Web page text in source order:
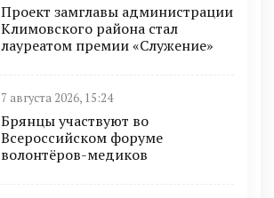
Проект замглавы администрации
Климовского района стал
лауреатом премии «Служение»
7 августа 2026, 15:24
Брянцы участвуют во
Всероссийском форуме
волонтёров-медиков